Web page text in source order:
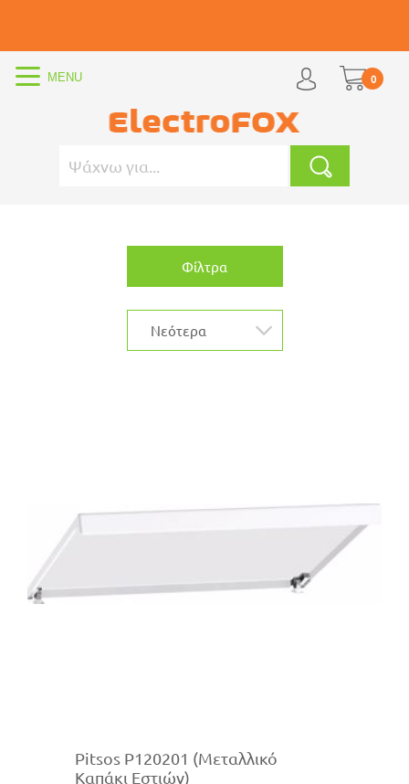
0
Φίλτρα
Pitsos P120201 (Μεταλλικό
Καπάκι Εστιών)